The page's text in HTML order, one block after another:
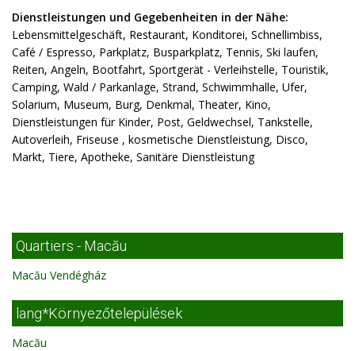
Dienstleistungen und Gegebenheiten in der Nähe:
Lebensmittelgeschäft, Restaurant, Konditorei, Schnellimbiss,
Café / Espresso, Parkplatz, Busparkplatz, Tennis, Ski laufen,
Reiten, Angeln, Bootfahrt, Sportgerät - Verleihstelle, Touristik,
Camping, Wald / Parkanlage, Strand, Schwimmhalle, Ufer,
Solarium, Museum, Burg, Denkmal, Theater, Kino,
Dienstleistungen für Kinder, Post, Geldwechsel, Tankstelle,
Autoverleih, Friseuse , kosmetische Dienstleistung, Disco,
Markt, Tiere, Apotheke, Sanitäre Dienstleistung
Quartiers - Macău
Macău Vendégház
lang*Környezőtelepülések
Macău